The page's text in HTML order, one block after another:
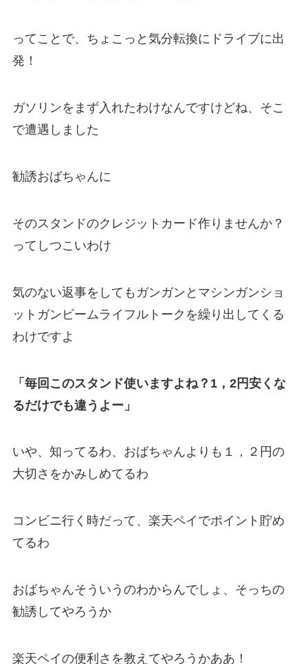
ってことで、ちょこっと気分転換にドライブに出
発！
ガソリンをまず入れたわけなんですけどね、そこ
で遭遇しました
勧誘おばちゃんに
そのスタンドのクレジットカード作りませんか？
ってしつこいわけ
気のない返事をしてもガンガンとマシンガンショ
ットガンビームライフルトークを繰り出してくる
わけですよ
「毎回このスタンド使いますよね？1，2円安くな
るだけでも違うよー」
いや、知ってるわ、おばちゃんよりも１，２円の
大切さをかみしめてるわ
コンビニ行く時だって、楽天ペイでポイント貯め
てるわ
おばちゃんそういうのわからんでしょ、そっちの
勧誘してやろうか
楽天ペイの便利さを教えてやろうかああ！